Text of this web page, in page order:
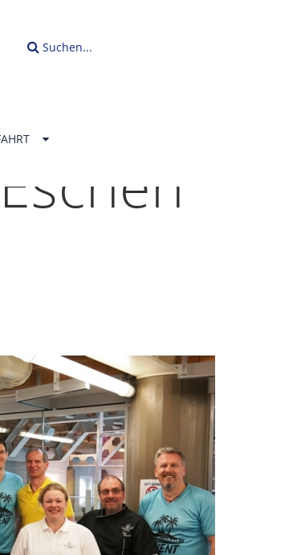
Suchen...